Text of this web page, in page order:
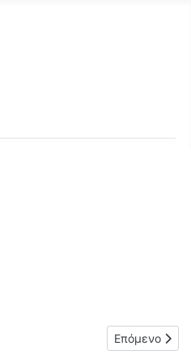
Επόμενο
Επόμενο